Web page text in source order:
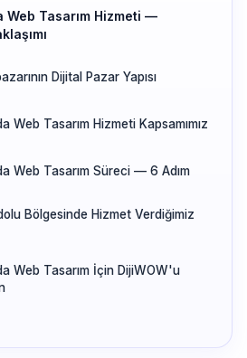
Web Tasarım Hizmeti —
Dijital Pazar Yapısı
Web Tasarım Hizmeti Kapsamımız
Web Tasarım Süreci — 6 Adım
Bölgesinde Hizmet Verdiğimiz
Web Tasarım İçin DijiWOW'u